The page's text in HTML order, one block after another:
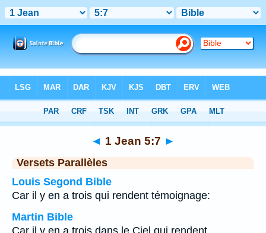
Chapitre 5> Verset 7
◄ 1 Jean 5:7 ►
Versets Parallèles
Louis Segond Bible
Car il y en a trois qui rendent témoignage:
Martin Bible
Car il y en a trois dans le Ciel qui rendent